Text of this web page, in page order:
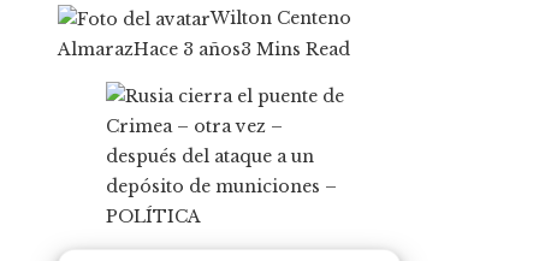
Wilton Centeno
AlmarazHace 3 años3 Mins Read